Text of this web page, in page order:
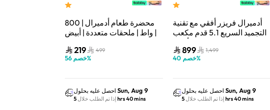
محضرة طعام أدميرال | 800
واط | ملحقات متعددة | أبيض |
219 499
خصم 56 %
احصل عليه بحلول Sun, Aug 9
إذا تم الطلب خلال 5 hrs 40 mins
أدميرال فريزر أفقي مع تقنية
التجميد السريع 5.1 قدم مكعب
899 1,499
خصم 40 %
احصل عليه بحلول Sun, Aug 9
إذا تم الطلب خلال 5 hrs 40 mins